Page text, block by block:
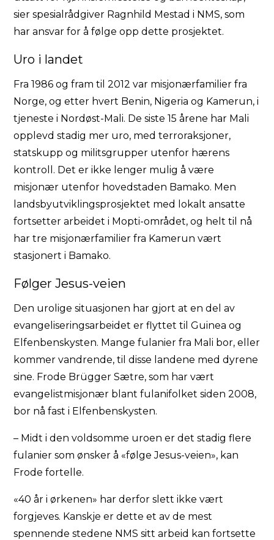
sier spesialrådgiver Ragnhild Mestad i NMS, som
har ansvar for å følge opp dette prosjektet.
Uro i landet
Fra 1986 og fram til 2012 var misjonærfamilier fra
Norge, og etter hvert Benin, Nigeria og Kamerun, i
tjeneste i Nordøst-Mali. De siste 15 årene har Mali
opplevd stadig mer uro, med terroraksjoner,
statskupp og militsgrupper utenfor hærens
kontroll. Det er ikke lenger mulig å være
misjonær utenfor hovedstaden Bamako. Men
landsbyutviklingsprosjektet med lokalt ansatte
fortsetter arbeidet i Mopti-området, og helt til nå
har tre misjonærfamilier fra Kamerun vært
stasjonert i Bamako.
Følger Jesus-veien
Den urolige situasjonen har gjort at en del av
evangeliseringsarbeidet er flyttet til Guinea og
Elfenbenskysten. Mange fulanier fra Mali bor, eller
kommer vandrende, til disse landene med dyrene
sine. Frode Brügger Sætre, som har vært
evangelistmisjonær blant fulanifolket siden 2008,
bor nå fast i Elfenbenskysten.
– Midt i den voldsomme uroen er det stadig flere
fulanier som ønsker å «følge Jesus-veien», kan
Frode fortelle.
«40 år i ørkenen» har derfor slett ikke vært
forgjeves. Kanskje er dette et av de mest
spennende stedene NMS sitt arbeid kan fortsette